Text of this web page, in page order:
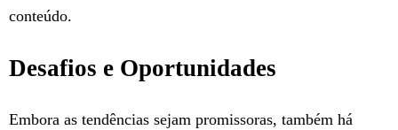
conteúdo.
Desafios e Oportunidades
Embora as tendências sejam promissoras, também há